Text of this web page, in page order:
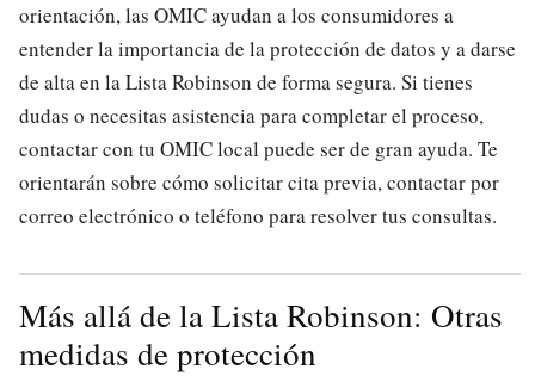
orientación, las OMIC ayudan a los consumidores a
entender la importancia de la protección de datos y a darse
de alta en la Lista Robinson de forma segura. Si tienes
dudas o necesitas asistencia para completar el proceso,
contactar con tu OMIC local puede ser de gran ayuda. Te
orientarán sobre cómo solicitar cita previa, contactar por
correo electrónico o teléfono para resolver tus consultas.
Más allá de la Lista Robinson: Otras
medidas de protección